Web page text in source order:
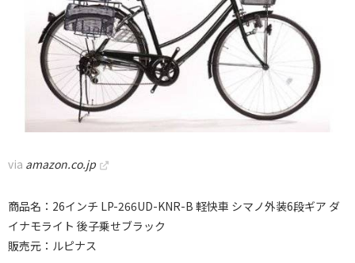
via amazon.co.jp
商品名：26インチ LP-266UD-KNR-B 軽快車 シマノ外装6段ギア ダ
イナモライト 後子乗せブラック
販売元：ルピナス